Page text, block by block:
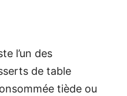
l’un des
de table
tiède ou